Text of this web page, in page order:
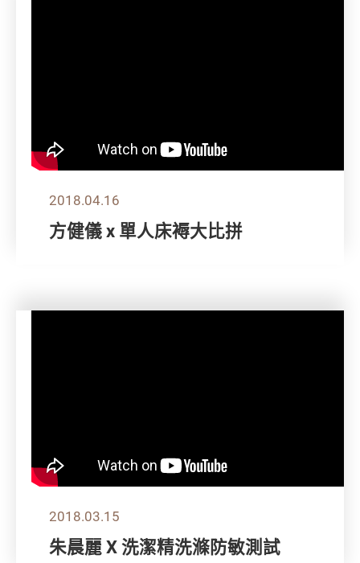
2018.04.16
方健儀 x 單人床褥大比拼
2018.03.15
朱晨麗 X 洗潔精洗滌防敏測試